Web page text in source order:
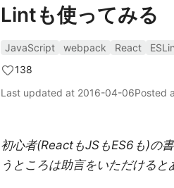
Lintも使ってみる
JavaScript webpack React
138
Last updated at 2016-04-06Posted
初心者(ReactもJSもES6も)の
うところは助言をいただけると